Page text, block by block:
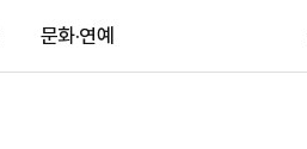
문화·연예